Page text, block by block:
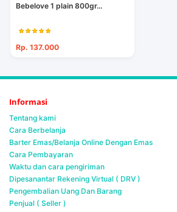
Bebelove 1 plain 800gr...
Rp. 137.000
Informasi
Tentang kami
Cara Berbelanja
Barter Emas/Belanja Online Dengan Emas
Cara Pembayaran
Waktu dan cara pengiriman
Dipesanantar Rekening Virtual ( DRV )
Pengembalian Uang Dan Barang
Penjual ( Seller )